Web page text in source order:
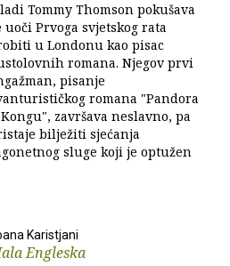
Tommy Thomson pokušava
uoči Prvoga svjetskog rata
u Londonu kao pisac
romana. Njegov prvi
pisanje
romana "Pandora
završava neslavno, pa
bilježiti sjećanja
sluge koji je optužen
Karistjani
Engleska